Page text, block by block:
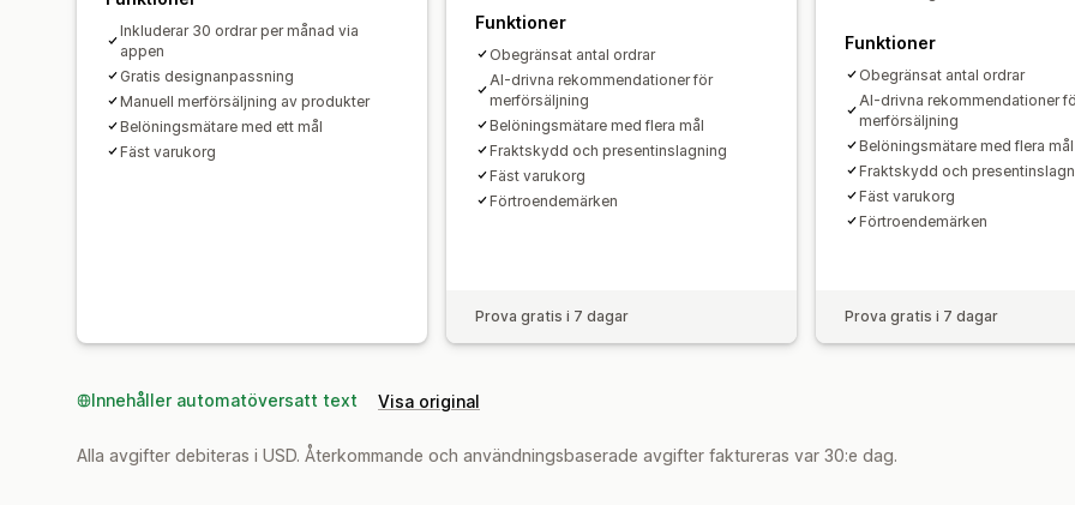
Inkluderar 30 ordrar per månad via
appen
Gratis designanpassning
Manuell merförsäljning av produkter
Belöningsmätare med ett mål
Fäst varukorg
Funktioner
Obegränsat antal ordrar
AI-drivna rekommendationer för
merförsäljning
Belöningsmätare med flera mål
Fraktskydd och presentinslagning
Fäst varukorg
Förtroendemärken
Prova gratis i 7 dagar
Funktioner
Obegränsat antal ordrar
AI-drivna rekommendationer
merförsäljning
Belöningsmätare med flera mål
Fraktskydd och
Fäst varukorg
Förtroendemärken
Prova gratis i 7 dagar
Innehåller automatöversatt text Visa original
Alla avgifter debiteras i USD. Återkommande och användningsbaserade avgifter faktureras var 30:e dag.